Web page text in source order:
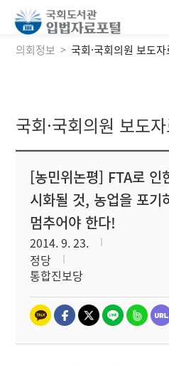
의회정보 국회·국회의원 보도자
국회·국회의원 보도
[농민위논평] FTA로 인
시화될 것, 농업을 포기
멈추어야 한다!
2014. 9. 23.
정당
통합진보당